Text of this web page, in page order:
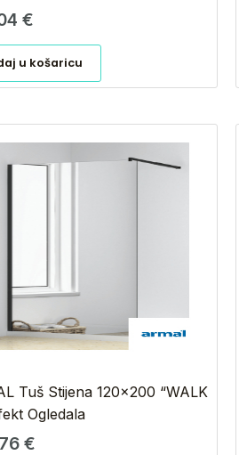
€
u košaricu
Tuš Stijena 120×200 “WALK
Ogledala
€